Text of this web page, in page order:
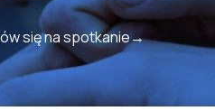
się na spotkanie→